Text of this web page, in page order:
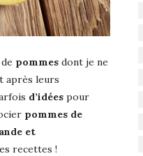
pommes dont je ne
après leurs
d’idées pour
pommes de
et
recettes !